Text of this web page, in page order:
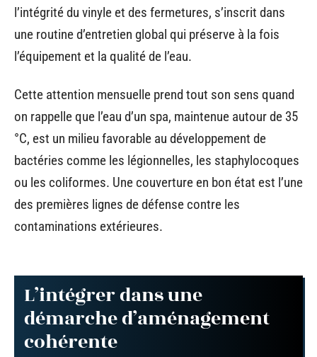
l’intégrité du vinyle et des fermetures, s’inscrit dans
une routine d’entretien global qui préserve à la fois
l’équipement et la qualité de l’eau.
Cette attention mensuelle prend tout son sens quand
on rappelle que l’eau d’un spa, maintenue autour de 35
°C, est un milieu favorable au développement de
bactéries comme les légionnelles, les staphylocoques
ou les coliformes. Une couverture en bon état est l’une
des premières lignes de défense contre les
contaminations extérieures.
L’intégrer dans une
démarche d’aménagement
cohérente